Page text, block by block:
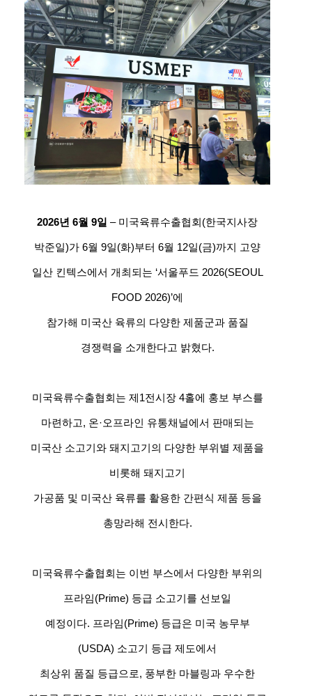
2026년 6월 9일 – 미국육류수출협회(한국지사장
박준일)가 6월 9일(화)부터 6월 12일(금)까지 고양
일산 킨텍스에서 개최되는 ‘서울푸드 2026(SEOUL
FOOD 2026)’에
참가해 미국산 육류의 다양한 제품군과 품질
경쟁력을 소개한다고 밝혔다.
미국육류수출협회는 제1전시장 4홀에 홍보 부스를
마련하고, 온·오프라인 유통채널에서 판매되는
미국산 소고기와 돼지고기의 다양한 부위별 제품을
비롯해 돼지고기
가공품 및 미국산 육류를 활용한 간편식 제품 등을
총망라해 전시한다.
미국육류수출협회는 이번 부스에서 다양한 부위의
프라임(Prime) 등급 소고기를 선보일
예정이다. 프라임(Prime) 등급은 미국 농무부
(USDA) 소고기 등급 제도에서
최상위 품질 등급으로, 풍부한 마블링과 우수한